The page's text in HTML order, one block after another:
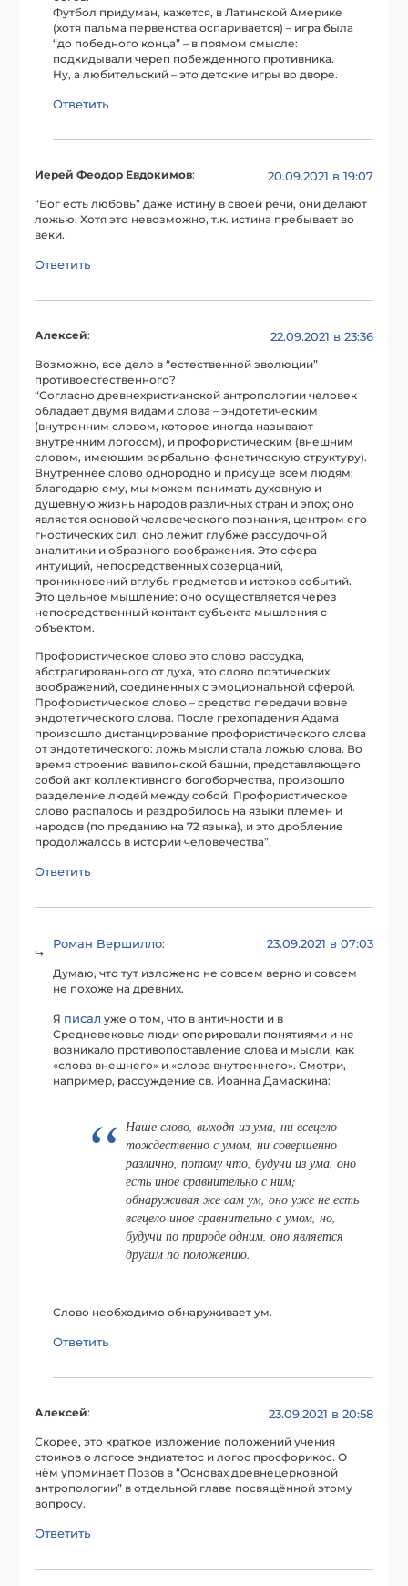
Футбол придуман, кажется, в Латинской Америке
(хотя пальма первенства оспаривается) – игра была
“до победного конца” – в прямом смысле:
подкидывали череп побежденного противника.
Ну, а любительский – это детские игры во дворе.
Ответить
Иерей Феодор Евдокимов: 20.09.2021 в 19:07
“Бог есть любовь” даже истину в своей речи, они делают
ложью. Хотя это невозможно, т.к. истина пребывает во
веки.
Ответить
Алексей: 22.09.2021 в 23:36
Возможно, все дело в “естественной эволюции”
противоестественного?
“Согласно древнехристианской антропологии человек
обладает двумя видами слова – эндотетическим
(внутренним словом, которое иногда называют
внутренним логосом), и профористическим (внешним
словом, имеющим вербально-фонетическую структуру).
Внутреннее слово однородно и присуще всем людям;
благодарю ему, мы можем понимать духовную и
душевную жизнь народов различных стран и эпох; оно
является основой человеческого познания, центром его
гностических сил; оно лежит глубже рассудочной
аналитики и образного воображения. Это сфера
интуиций, непосредственных созерцаний,
проникновений вглубь предметов и истоков событий.
Это цельное мышление: оно осуществляется через
непосредственный контакт субъекта мышления с
объектом.
Профористическое слово это слово рассудка,
абстрагированного от духа, это слово поэтических
воображений, соединенных с эмоциональной сферой.
Профористическое слово – средство передачи вовне
эндотетического слова. После грехопадения Адама
произошло дистанцирование профористического слова
от эндотетического: ложь мысли стала ложью слова. Во
время строения вавилонской башни, представляющего
собой акт коллективного богоборчества, произошло
разделение людей между собой. Профористическое
слово распалось и раздробилось на языки племен и
народов (по преданию на 72 языка), и это дробление
продолжалось в истории человечества”.
Ответить
Роман Вершилло: 23.09.2021 в 07:03
Думаю, что тут изложено не совсем верно и совсем
не похоже на древних.
Я писал уже о том, что в античности и в
Средневековье люди оперировали понятиями и не
возникало противопоставление слова и мысли, как
«слова внешнего» и «слова внутреннего». Смотри,
например, рассуждение св. Иоанна Дамаскина:
Наше слово, выходя из ума, ни всецело
тождественно с умом, ни совершенно
различно, потому что, будучи из ума, оно
есть иное сравнительно с ним;
обнаруживая же сам ум, оно уже не есть
всецело иное сравнительно с умом, но,
будучи по природе одним, оно является
другим по положению.
Слово необходимо обнаруживает ум.
Ответить
Алексей: 23.09.2021 в 20:58
Скорее, это краткое изложение положений учения
стоиков о логосе эндиатетос и логос просфорикос. О
нём упоминает Позов в “Основах древнецерковной
антропологии” в отдельной главе посвящённой этому
вопросу.
Ответить